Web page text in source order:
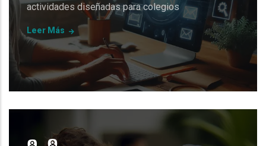
actividades diseñadas para colegios
Leer Más